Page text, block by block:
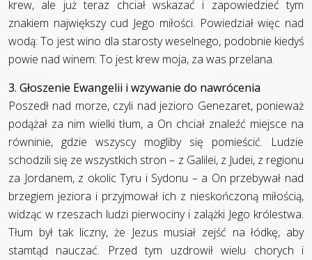
krew, ale już teraz chciał wskazać i zapowiedzieć tym
znakiem największy cud Jego miłości. Powiedział więc nad
wodą: To jest wino dla starosty weselnego, podobnie kiedyś
powie nad winem: To jest krew moja, za was przelana.
3. Głoszenie Ewangelii i wzywanie do nawrócenia
Poszedł nad morze, czyli nad jezioro Genezaret, ponieważ
podążał za nim wielki tłum, a On chciał znaleźć miejsce na
równinie, gdzie wszyscy mogliby się pomieścić. Ludzie
schodzili się ze wszystkich stron – z Galilei, z Judei, z regionu
za Jordanem, z okolic Tyru i Sydonu – a On przebywał nad
brzegiem jeziora i przyjmował ich z nieskończoną miłością,
widząc w rzeszach ludzi pierwociny i zalążki Jego królestwa.
Tłum był tak liczny, że Jezus musiał zejść na łódkę, aby
stamtąd nauczać. Przed tym uzdrowił wielu chorych i